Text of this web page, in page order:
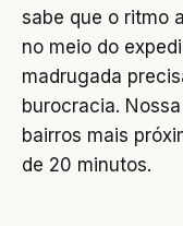
sabe que o ritmo
no meio do
madrugada
burocracia.
bairros mais
de 20 minutos.